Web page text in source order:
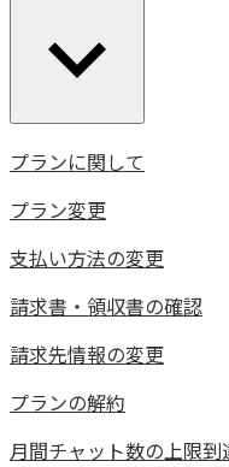
プランに関して
プラン変更
支払い方法の変更
請求書・領収書の確認
請求先情報の変更
プランの解約
月間チャット数の上限到